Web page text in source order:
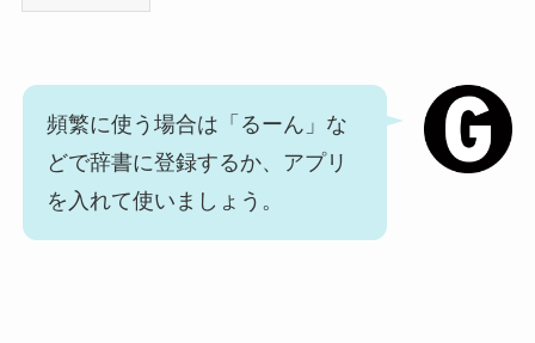
頻繁に使う場合は「るーん」な
どで辞書に登録するか、アプリ
を入れて使いましょう。